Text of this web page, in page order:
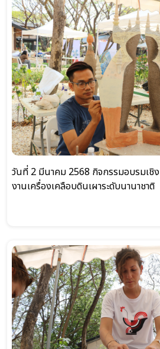
วันที่ 2 มีนาคม 2568 กิจกรรมอบรมเชิ
งานเครื่องเคลือบดินเผาระดับนานาชาติ